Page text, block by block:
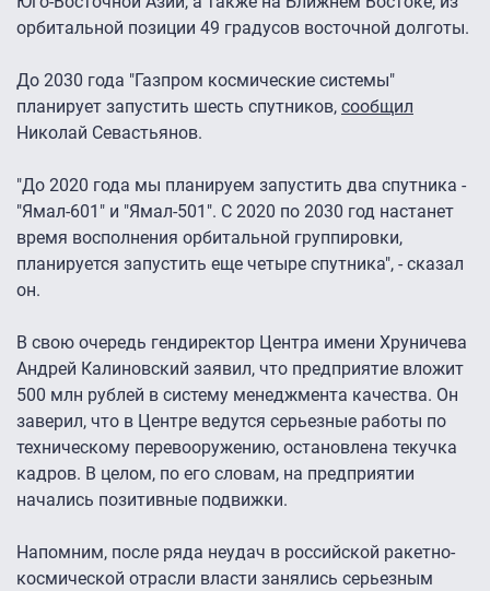
орбитальной позиции 49 градусов восточной долготы.
До 2030 года "Газпром космические системы"
планирует запустить шесть спутников, сообщил
Николай Севастьянов.
"До 2020 года мы планируем запустить два спутника -
"Ямал-601" и "Ямал-501". С 2020 по 2030 год настанет
время восполнения орбитальной группировки,
планируется запустить еще четыре спутника", - сказал
он.
В свою очередь гендиректор Центра имени Хруничева
Андрей Калиновский заявил, что предприятие вложит
500 млн рублей в систему менеджмента качества. Он
заверил, что в Центре ведутся серьезные работы по
техническому перевооружению, остановлена текучка
кадров. В целом, по его словам, на предприятии
начались позитивные подвижки.
Напомним, после ряда неудач в российской ракетно-
космической отрасли власти занялись серьезным